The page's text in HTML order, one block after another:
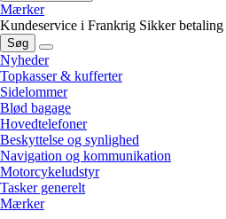
Mærker
Kundeservice i Frankrig Sikker betaling
Søg
Nyheder
Topkasser & kufferter
Sidelommer
Blød bagage
Hovedtelefoner
Beskyttelse og synlighed
Navigation og kommunikation
Motorcykeludstyr
Tasker generelt
Mærker